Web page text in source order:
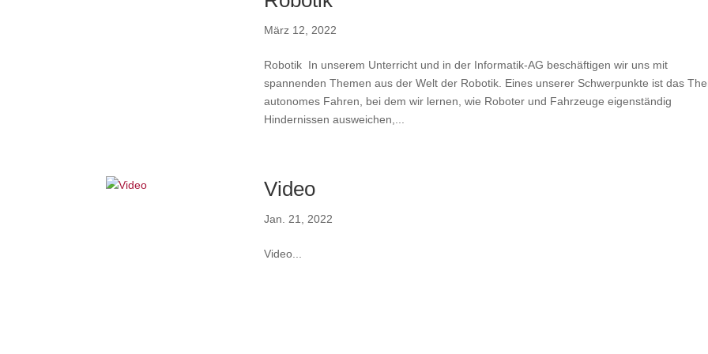
März 12, 2022
Robotik ​ In unserem Unterricht und in der Informatik-AG beschäftigen wir uns mit
spannenden Themen aus der Welt der Robotik. Eines unserer Schwerpunkte ist das
autonomes Fahren, bei dem wir lernen, wie Roboter und Fahrzeuge eigenständig
Hindernissen ausweichen,...
Video
Jan. 21, 2022
Video...